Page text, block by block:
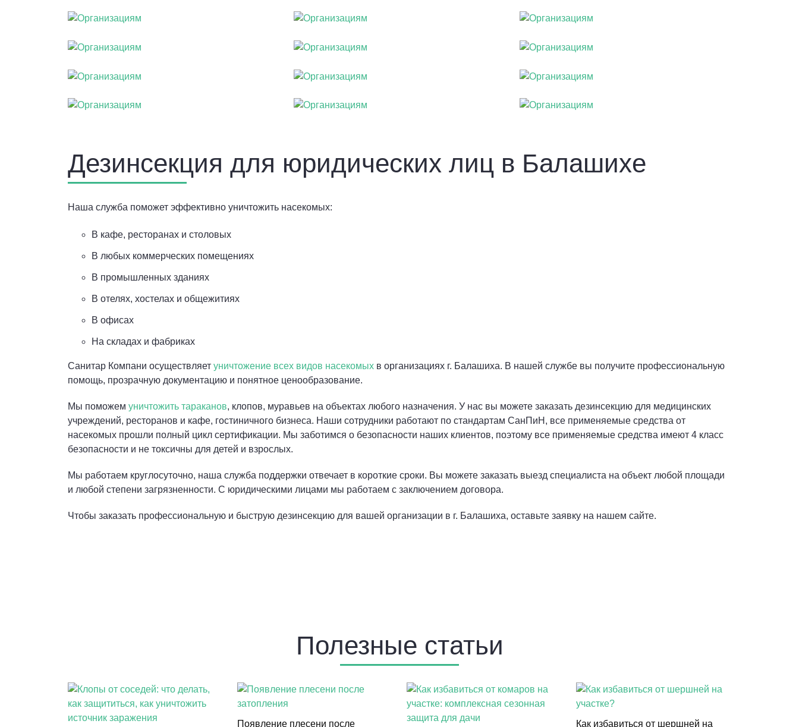
Дезинсекция для юридических лиц в Балашихе
Наша служба поможет эффективно уничтожить насекомых:
В кафе, ресторанах и столовых
В любых коммерческих помещениях
В промышленных зданиях
В отелях, хостелах и общежитиях
В офисах
На складах и фабриках
Санитар Компани осуществляет уничтожение всех видов насекомых в организациях г. Балашиха. В нашей службе вы получите профессиональную
помощь, прозрачную документацию и понятное ценообразование.
Мы поможем уничтожить тараканов, клопов, муравьев на объектах любого назначения. У нас вы можете заказать дезинсекцию для медицинских
учреждений, ресторанов и кафе, гостиничного бизнеса. Наши сотрудники работают по стандартам СанПиН, все применяемые средства от
насекомых прошли полный цикл сертификации. Мы заботимся о безопасности наших клиентов, поэтому все применяемые средства имеют 4 класс
безопасности и не токсичны для детей и взрослых.
Мы работаем круглосуточно, наша служба поддержки отвечает в короткие сроки. Вы можете заказать выезд специалиста на объект любой площади
и любой степени загрязненности. С юридическими лицами мы работаем с заключением договора.
Чтобы заказать профессиональную и быструю дезинсекцию для вашей организации в г. Балашиха, оставьте заявку на нашем сайте.
Полезные статьи
Появление плесени после Как избавиться от шершней на